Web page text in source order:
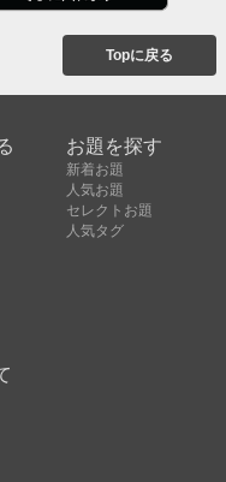
Topに戻る
お題を探す
新着お題
人気お題
セレクトお題
人気タグ